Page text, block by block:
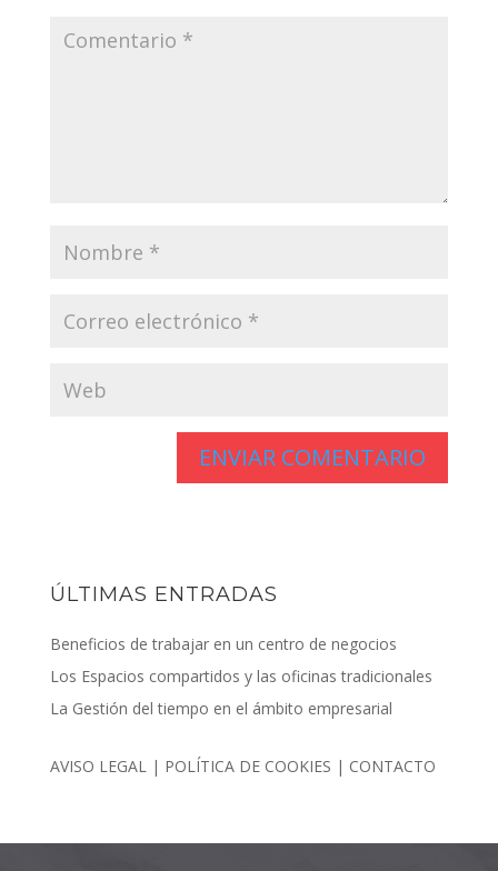
ÚLTIMAS ENTRADAS
Beneficios de trabajar en un centro de negocios
Los Espacios compartidos y las oficinas tradicionales
La Gestión del tiempo en el ámbito empresarial
AVISO LEGAL | POLÍTICA DE COOKIES | CONTACTO